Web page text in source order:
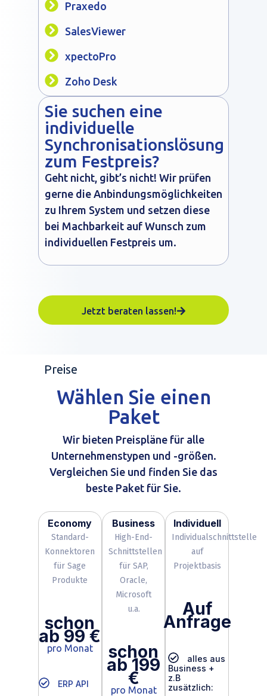
Praxedo
SalesViewer
xpectoPro
Zoho Desk
Sie suchen eine
individuelle
Synchronisationslösung
zum Festpreis?
Geht nicht, gibt’s nicht! Wir prüfen
gerne die Anbindungsmöglichkeiten
zu Ihrem System und setzen diese
bei Machbarkeit auf Wunsch zum
individuellen Festpreis um.
Jetzt beraten lassen!
Preise
Wählen Sie einen
Paket
Wir bieten Preispläne für alle
Unternehmenstypen und -größen.
Vergleichen Sie und finden Sie das
beste Paket für Sie.
Economy
Standard-
Konnektoren
für Sage
Produkte
schon
ab 99 €
pro Monat
ERP API
Business
High-End-
Schnittstellen
für SAP,
Oracle,
Microsoft
u.a.
schon
ab 199
€
pro Monat
Individuell
Individualschnittstelle
auf
Projektbasis
Auf
Anfrage
alles aus
Business +
z.B
zusätzlich: